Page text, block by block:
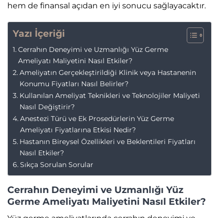
hem de finansal açıdan en iyi sonucu sağlayacaktır.
Yazı İçeriği
Cerrahın Deneyimi ve Uzmanlığı Yüz Germe
Ameliyatı Maliyetini Nasıl Etkiler?
Ameliyatın Gerçekleştirildiği Klinik veya Hastanenin
Konumu Fiyatları Nasıl Belirler?
Kullanılan Ameliyat Teknikleri ve Teknolojiler Maliyeti
Nasıl Değiştirir?
Anestezi Türü ve Ek Prosedürlerin Yüz Germe
Ameliyatı Fiyatlarına Etkisi Nedir?
Hastanın Bireysel Özellikleri ve Beklentileri Fiyatları
Nasıl Etkiler?
Sıkça Sorulan Sorular
Cerrahın Deneyimi ve Uzmanlığı Yüz
Germe Ameliyatı Maliyetini Nasıl Etkiler?